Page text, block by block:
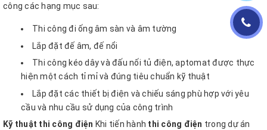
công các hạng mục sau:
Thi công đi ống âm sàn và âm tường
Lắp đặt đế âm, đế nổi
Thi công kéo dây và đấu nối tủ điện, aptomat được thực
hiện một cách tỉ mỉ và đúng tiêu chuẩn kỹ thuật
Lắp đặt các thiết bị điện và chiếu sáng phù hợp với yêu
cầu và nhu cầu sử dụng của công trình
Kỹ thuật thi công điện Khi tiến hành thi công điện trong dự án